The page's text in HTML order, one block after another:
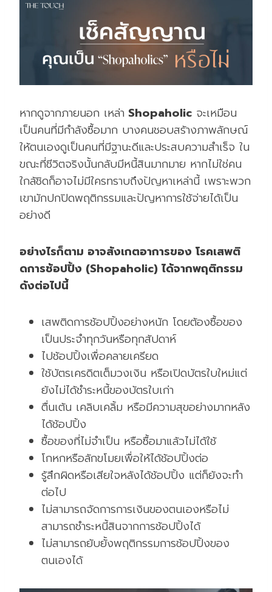
หากดูจากภายนอก เหล่า Shopaholic จะเหมือน
เป็นคนที่มีกำลังซื้อมาก บางคนชอบสร้างภาพลักษณ์
ให้ตนเองดูเป็นคนที่มีฐานะดีและประสบความสำเร็จ ใน
ขณะที่ชีวิตจริงนั้นกลับมีหนี้สินมากมาย หากไม่ใช่คน
ใกล้ชิดก็อาจไม่มีใครทราบถึงปัญหาเหล่านี้ เพราะพวก
เขามักปกปิดพฤติกรรมและปัญหาการใช้จ่ายได้เป็น
อย่างดี
อย่างไรก็ตาม อาจสังเกตอาการของ โรคเสพติ
ดการช้อปปิ้ง (Shopaholic) ได้จากพฤติกรรม
ดังต่อไปนี้
เสพติดการช้อปปิ้งอย่างหนัก โดยต้องซื้อของ
เป็นประจำทุกวันหรือทุกสัปดาห์
ไปช้อปปิ้งเพื่อคลายเครียด
ใช้บัตรเครดิตเต็มวงเงิน หรือเปิดบัตรใบใหม่แต่
ยังไม่ได้ชำระหนี้ของบัตรใบเก่า
ตื่นเต้น เคลิบเคลิ้ม หรือมีความสุขอย่างมากหลัง
ได้ช้อปปิ้ง
ซื้อของที่ไม่จำเป็น หรือซื้อมาแล้วไม่ได้ใช้
โกหกหรือลักขโมยเพื่อให้ได้ช้อปปิ้งต่อ
รู้สึกผิดหรือเสียใจหลังได้ช้อปปิ้ง แต่ก็ยังจะทำ
ต่อไป
ไม่สามารถจัดการการเงินของตนเองหรือไม่
สามารถชำระหนี้สินจากการช้อปปิ้งได้
ไม่สามารถยับยั้งพฤติกรรมการช้อปปิ้งของ
ตนเองได้